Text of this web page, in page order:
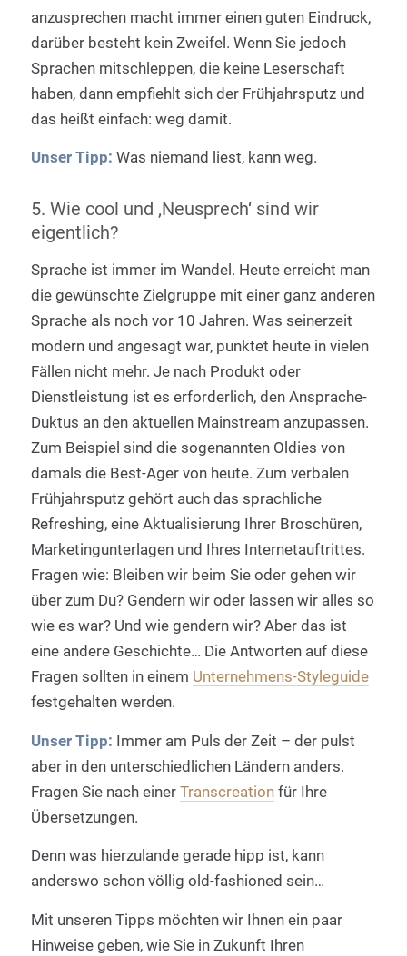
anzusprechen macht immer einen guten Eindruck,
darüber besteht kein Zweifel. Wenn Sie jedoch
Sprachen mitschleppen, die keine Leserschaft
haben, dann empfiehlt sich der Frühjahrsputz und
das heißt einfach: weg damit.
Unser Tipp: Was niemand liest, kann weg.
5. Wie cool und ‚Neusprech‘ sind wir
eigentlich?
Sprache ist immer im Wandel. Heute erreicht man
die gewünschte Zielgruppe mit einer ganz anderen
Sprache als noch vor 10 Jahren. Was seinerzeit
modern und angesagt war, punktet heute in vielen
Fällen nicht mehr. Je nach Produkt oder
Dienstleistung ist es erforderlich, den Ansprache-
Duktus an den aktuellen Mainstream anzupassen.
Zum Beispiel sind die sogenannten Oldies von
damals die Best-Ager von heute. Zum verbalen
Frühjahrsputz gehört auch das sprachliche
Refreshing, eine Aktualisierung Ihrer Broschüren,
Marketingunterlagen und Ihres Internetauftrittes.
Fragen wie: Bleiben wir beim Sie oder gehen wir
über zum Du? Gendern wir oder lassen wir alles so
wie es war? Und wie gendern wir? Aber das ist
eine andere Geschichte… Die Antworten auf diese
Fragen sollten in einem Unternehmens-Styleguide
festgehalten werden.
Unser Tipp: Immer am Puls der Zeit – der pulst
aber in den unterschiedlichen Ländern anders.
Fragen Sie nach einer Transcreationfür Ihre
Übersetzungen.
Denn was hierzulande gerade hipp ist, kann
anderswo schon völlig old-fashioned sein…
Mit unseren Tipps möchten wir Ihnen ein paar
Hinweise geben, wie Sie in Zukunft Ihren